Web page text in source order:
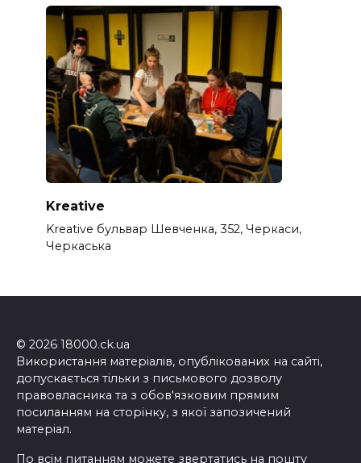
Kreative
Kreative бульвар Шевченка, 352, Черкаси,
Черкаська
© 2026 18000.ck.ua
Використання матеріалів, опублікованих на сайті,
допускається тільки з письмового дозволу
правовласника та з обов'язковим прямим
посиланням на сторінку, з якої запозичений
матеріал.
По всім питанням можете звертатись на пошту